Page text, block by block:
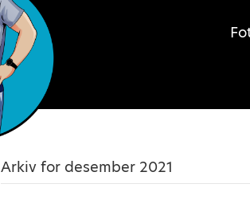
Arkiv for desember 2021